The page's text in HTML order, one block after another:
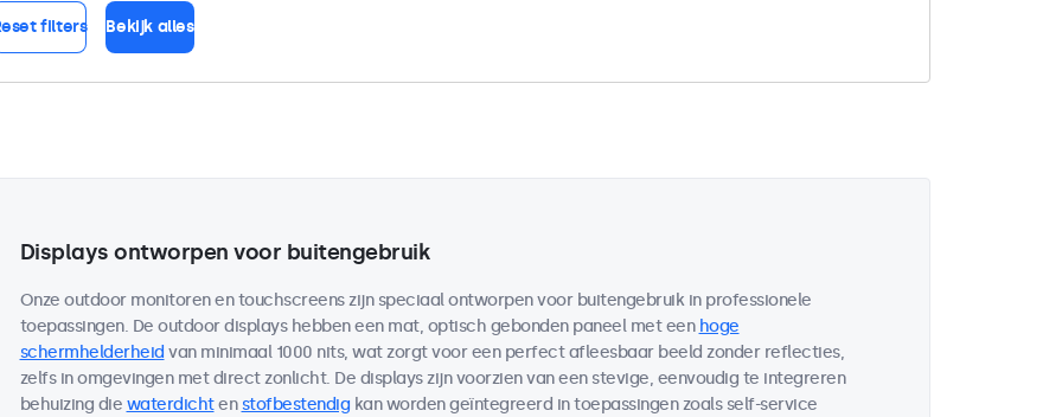
filters Bekijk alles
Displays ontworpen voor buitengebruik
Onze outdoor monitoren en touchscreens zijn speciaal ontworpen voor buitengebruik in professionele
toepassingen. De outdoor displays hebben een mat, optisch gebonden paneel met een hoge
schermhelderheid van minimaal 1000 nits, wat zorgt voor een perfect afleesbaar beeld zonder reflecties,
zelfs in omgevingen met direct zonlicht. De displays zijn voorzien van een stevige, eenvoudig te integreren
behuizing die waterdichtenstofbestendig kan worden geïntegreerd in toepassingen zoals self-service